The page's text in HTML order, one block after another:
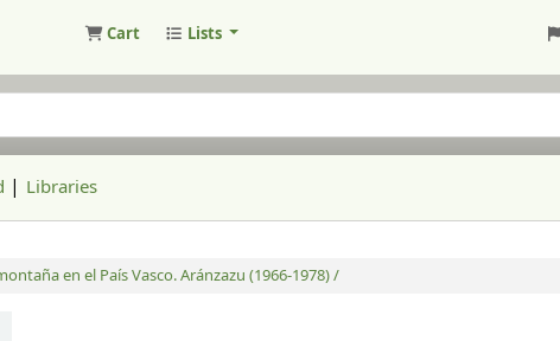
Cart Lists
Libraries
en el País Vasco. Aránzazu (1966-1978) /